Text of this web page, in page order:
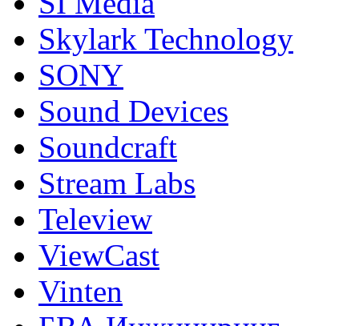
Skylark Technology
SONY
Sound Devices
Soundcraft
Stream Labs
Teleview
ViewCast
Vinten